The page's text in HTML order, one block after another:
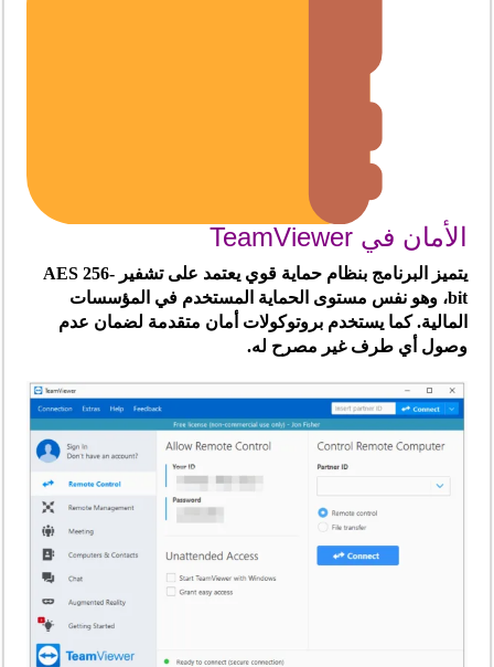
الأمان في TeamViewer
يتميز البرنامج بنظام حماية قوي يعتمد على تشفير AES 256-
bit، وهو نفس مستوى الحماية المستخدم في المؤسسات
المالية. كما يستخدم بروتوكولات أمان متقدمة لضمان عدم
وصول أي طرف غير مصرح له.